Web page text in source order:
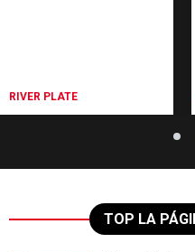
RIVER PLATE
TOP LA